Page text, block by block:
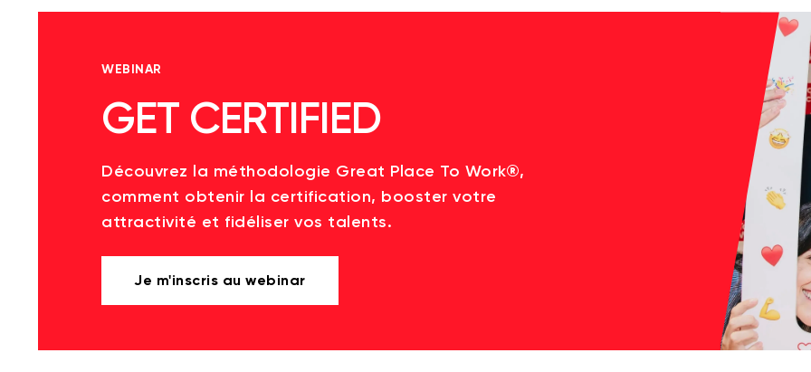
WEBINAR
GET CERTIFIED
Découvrez la méthodologie Great Place To Work®,
comment obtenir la certification, booster votre
attractivité et fidéliser vos talents.
Je m'inscris au webinar